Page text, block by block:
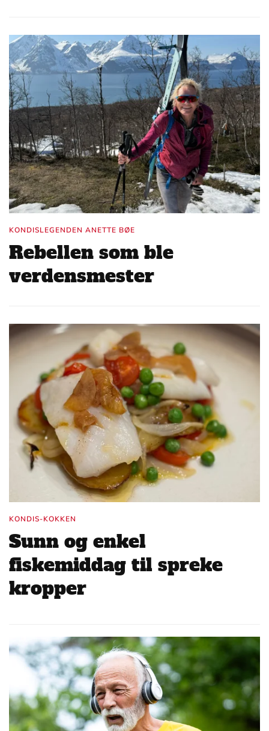
KONDISLEGENDEN ANETTE BØE
Rebellen som ble
verdensmester
KONDIS-KOKKEN
Sunn og enkel
fiskemiddag til spreke
kropper